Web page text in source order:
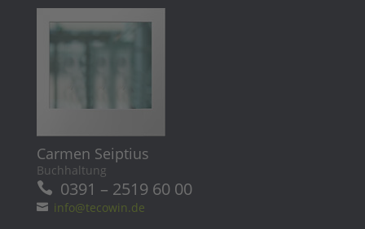
Carmen Seiptius
Buchhaltung
0391 – 2519 60 00
info@tecowin.de